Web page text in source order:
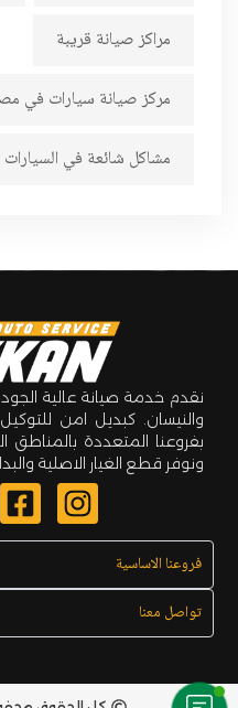
مراكز صيانة قريبة
مركز صيانة سيارات في
مشاكل شائعة في السيارات
نقدم خدمة صيانة عالية
والنيسان. كبديل امن
بفروعنا المتعددة بالمناطق
ونوفر قطع الغيار الاصلية
فروعنا الاساسية
تواصل معنا